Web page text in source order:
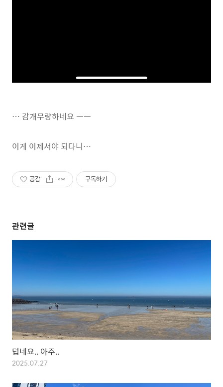
… 감개무량하네요 ㅡㅡ
이게 이제서야 되다니…
공감 구독하기
관련글
덥네요.. 아주..
2025.07.27